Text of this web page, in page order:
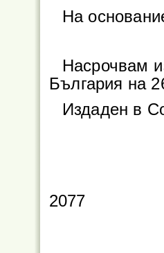
На
Насрочвам
България на
Издаден в
2077